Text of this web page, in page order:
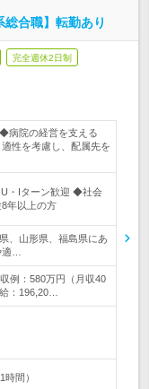
合職】転勤あり
完全週休2日制
病院の経営を支える
性を考慮し、配属先を
U・Iターン歓迎 ◆社会
年以上の方
、山形県、福島県にあ
…
例：580万円（月収40
：196,20…
間）